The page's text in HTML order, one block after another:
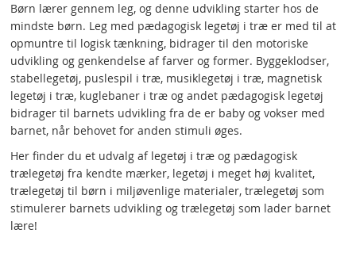
Børn lærer gennem leg, og denne udvikling starter hos de
mindste børn. Leg med pædagogisk legetøj i træ er med til at
opmuntre til logisk tænkning, bidrager til den motoriske
udvikling og genkendelse af farver og former. Byggeklodser,
stabellegetøj, puslespil i træ, musiklegetøj i træ, magnetisk
legetøj i træ, kuglebaner i træ og andet pædagogisk legetøj
bidrager til barnets udvikling fra de er baby og vokser med
barnet, når behovet for anden stimuli øges.
Her finder du et udvalg af legetøj i træ og pædagogisk
trælegetøj fra kendte mærker, legetøj i meget høj kvalitet,
trælegetøj til børn i miljøvenlige materialer, trælegetøj som
stimulerer barnets udvikling og trælegetøj som lader barnet
lære!